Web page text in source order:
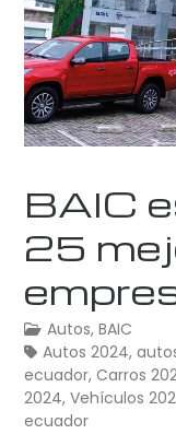
BAIC
25
Autos,BAIC
Autos 2024,
ecuador,Carros
2024,Vehículos
ecuador